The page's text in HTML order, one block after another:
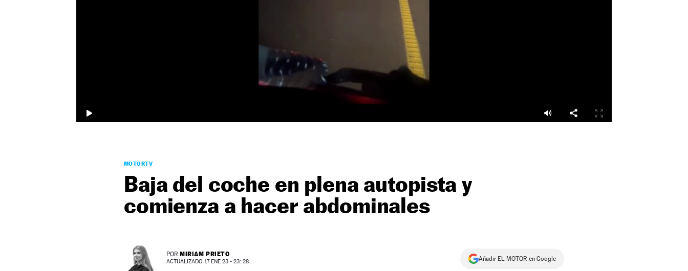
MOTORTV
Baja del coche en plena autopista y
comienza a hacer abdominales
POR MIRIAM PRIETO
ACTUALIZADO 17 ENE 23 - 23: 28 Añadir EL MOTOR en Google